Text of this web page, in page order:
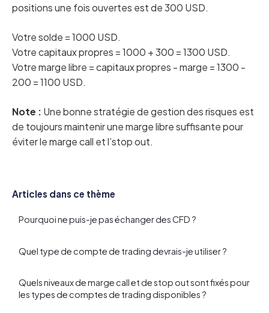
Articles dans ce thème
Pourquoi ne puis-je pas échanger des CFD ?
Quel type de compte de trading devrais-je utiliser ?
Quels niveaux de marge call et de stop out sont fixés pour
les types de comptes de trading disponibles ?
positions une fois ouvertes est de 300 USD.
Votre solde = 1000 USD.
Votre capitaux propres = 1000 + 300 = 1300 USD.
Votre marge libre = capitaux propres - marge = 1300 -
200 = 1100 USD.
Note : Une bonne stratégie de gestion des risques est
de toujours maintenir une marge libre suffisante pour
éviter le marge call et l’stop out.